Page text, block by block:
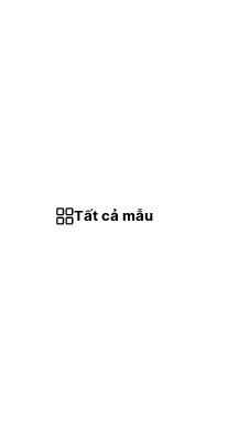
Tất cả mẫu